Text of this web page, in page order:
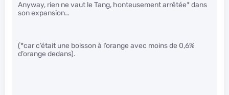
Anyway, rien ne vaut le Tang, honteusement arrêtée* dans
son expansion…
(*car c’était une boisson à l’orange avec moins de 0,6%
d’orange dedans).